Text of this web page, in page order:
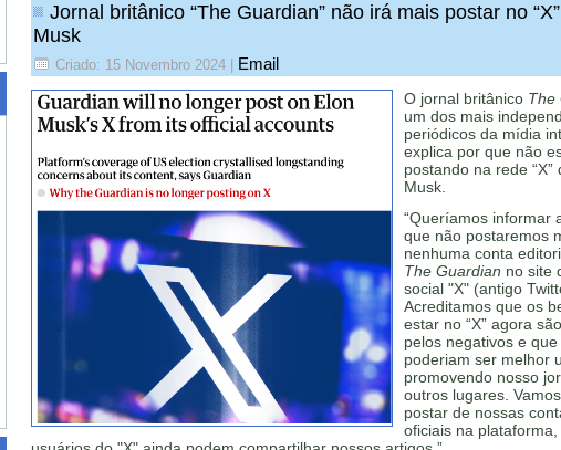
Jornal britânico “The Guardian” não irá mais postar no
Musk
Criado: 15 Novembro 2024 Email
O jornal britânico The
um dos mais
periódicos da mídia
explica por que não
postando na rede “X”
Musk.
“Queríamos informar
que não postaremos
nenhuma conta
The Guardian no site
social "X" (antigo
Acreditamos que os
estar no “X” agora
pelos negativos e
poderiam ser melhor
promovendo nosso
outros lugares.
postar de nossas
oficiais na